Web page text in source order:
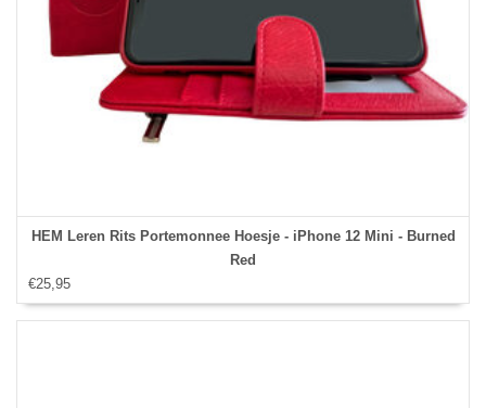
HEM Leren Rits Portemonnee Hoesje - iPhone 12 Mini - Burned
Red
€25,95